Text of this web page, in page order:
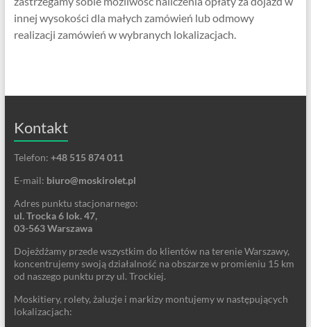
innej wysokości dla małych zamówień lub odmowy
realizacji zamówień w wybranych lokalizacjach.
Kontakt
Telefon: +48 515 874 011
E-mail: biuro@moskirolet.pl
Adres punktu stacjonarnego:
ul. Trocka 6 lok. 47,
03-563 Warszawa
Dojeżdżamy przede wszystkim do klientów na terenie Warszawy,
koncentrujemy swoją działalność na obszarze w promieniu 15 km
od naszego punktu przy ul. Trockiej.
Moskitiery, rolety, żaluzje i markizy montujemy w następujących
lokalizacjach: